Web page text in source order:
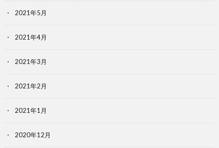
2021年5月
2021年4月
2021年3月
2021年2月
2021年1月
2020年12月